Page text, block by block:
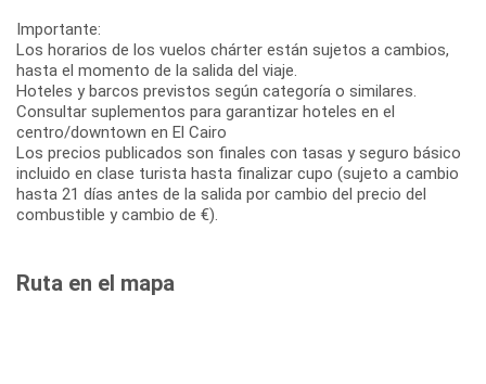
Importante:
Los horarios de los vuelos chárter están sujetos a cambios,
hasta el momento de la salida del viaje.
Hoteles y barcos previstos según categoría o similares.
Consultar suplementos para garantizar hoteles en el
centro/downtown en El Cairo
Los precios publicados son finales con tasas y seguro básico
incluido en clase turista hasta finalizar cupo (sujeto a cambio
hasta 21 días antes de la salida por cambio del precio del
combustible y cambio de €).
Ruta en el mapa